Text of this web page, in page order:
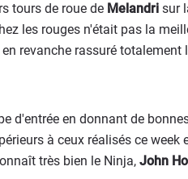
tours de roue de Melandri sur
les rouges n'était pas la
revanche rassuré
d'entrée en donnant de
à ceux réalisés ce week
très bien le Ninja, John